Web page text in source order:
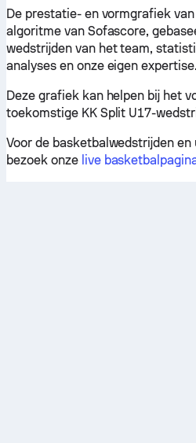
De prestatie- en vormgrafiek
algoritme van Sofascore,
wedstrijden van het team,
analyses en onze eigen expertise.
Deze grafiek kan helpen bij het
toekomstige KK Split U17-
Voor de basketbalwedstrijden
bezoek onze live